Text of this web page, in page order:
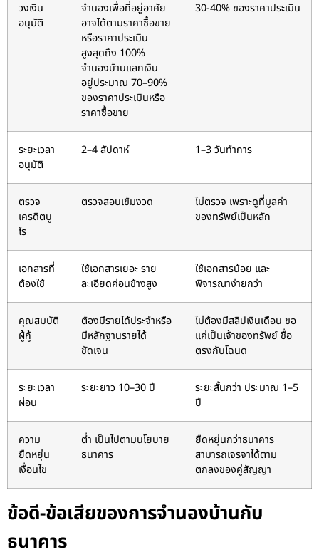
วงเงิน
อนุมัติ
จำนองเพื่อที่อยู่อาศัย
อาจได้ตามราคาซื้อขาย
หรือราคาประเมิน
สูงสุดถึง 100%
จำนองบ้านแลกเงิน
อยู่ประมาณ 70–90%
ของราคาประเมินหรือ
ราคาซื้อขาย
30-40% ของราคาประเมิน
ระยะเวลา
อนุมัติ
2–4 สัปดาห์ 1–3 วันทำการ
ตรวจ
เครดิตบู
โร
ตรวจสอบเข้มงวด
ไม่ตรวจ เพราะดูที่มูลค่า
ของทรัพย์เป็นหลัก
เอกสารที่
ต้องใช้
ใช้เอกสารเยอะ ราย
ละเอียดค่อนข้างสูง
ใช้เอกสารน้อย และ
พิจารณาง่ายกว่า
คุณสมบัติ
ผู้กู้
ต้องมีรายได้ประจำหรือ
มีหลักฐานรายได้
ชัดเจน
ไม่ต้องมีสลิปเงินเดือน ขอ
แค่เป็นเจ้าของทรัพย์ ชื่อ
ตรงกับโฉนด
ระยะเวลา
ผ่อน
ระยะยาว 10–30 ปี
ระยะสั้นกว่า ประมาณ 1–5
ปี
ความ
ยืดหยุ่น
เงื่อนไข
ต่ำ เป็นไปตามนโยบาย
ธนาคาร
ยืดหยุ่นกว่าธนาคาร
สามารถเจรจาได้ตาม
ตกลงของคู่สัญญา
ข้อดี-ข้อเสียของการจำนองบ้านกับ
ธนาคาร